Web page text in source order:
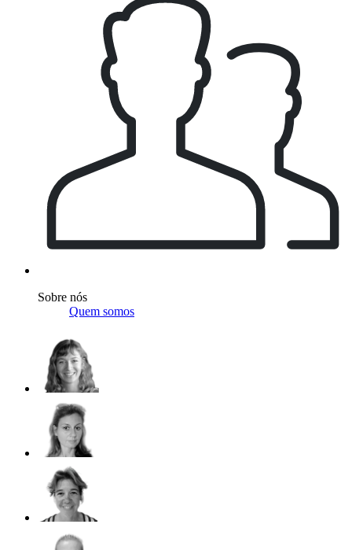
Sobre nós
Quem somos